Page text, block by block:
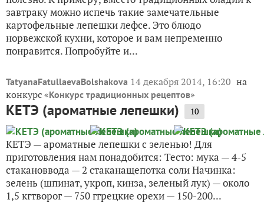
завтраку можно испечь такие замечательные
картофельные лепешки лефсе. Это блюдо
норвежской кухни, которое и вам непременно
понравится. Попробуйте и...
TatyanaFatullaevaBolshakova 14 декабря 2014, 16:20 на
конкурс «Конкурс традиционных рецептов»
КЕТЭ (ароматные лепешки) 10
КЕТЭ — ароматные лепешки с зеленью! Для
приготовления нам понадобится: Тесто: мука — 4-5
стакановвода — 2 стаканащепотка соли Начинка:
зелень (шпинат, укроп, кинза, зеленый лук) — около
1,5 кгтворог — 750 ггрецкие орехи — 150-200...